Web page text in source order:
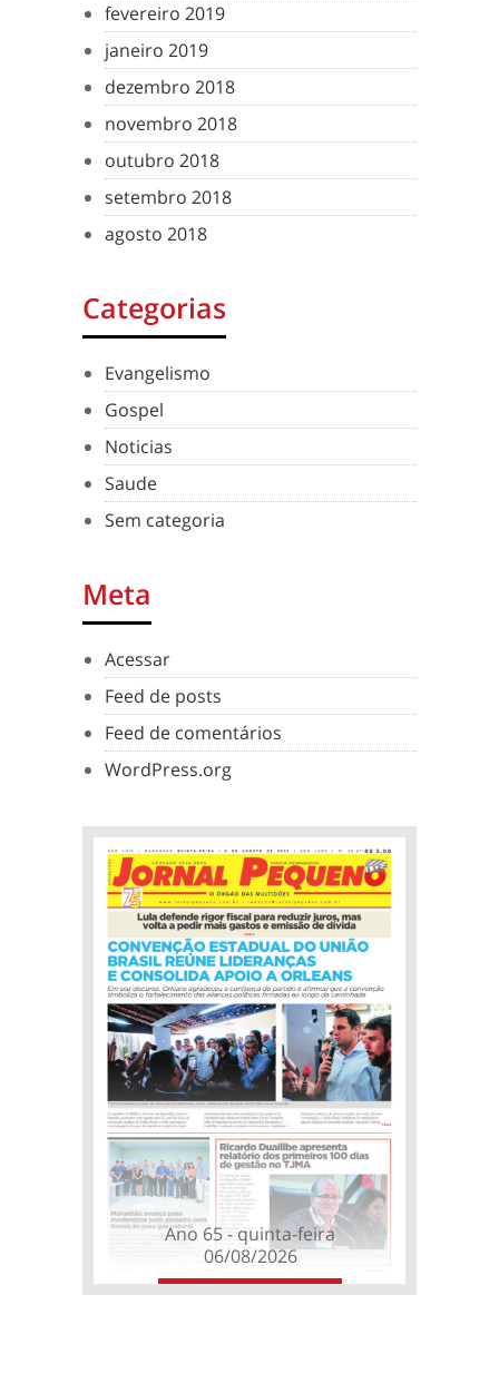
fevereiro 2019
janeiro 2019
dezembro 2018
novembro 2018
outubro 2018
setembro 2018
agosto 2018
Categorias
Evangelismo
Gospel
Noticias
Saude
Sem categoria
Meta
Acessar
Feed de posts
Feed de comentários
WordPress.org
Ano 65 - quinta-feira
06/08/2026